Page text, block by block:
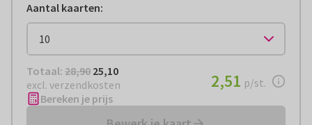
Aantal kaarten:
Totaal: € 25,10
Totaal: 28,90 25,10
excl. verzendkosten
€ 2,51 per stuk
2,51 p/st.
Bereken je prijs